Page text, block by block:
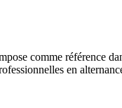
comme référence
en